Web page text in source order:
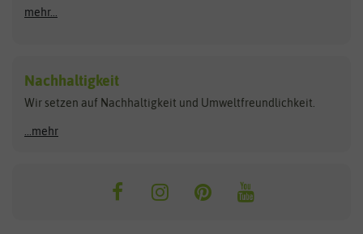
Anzuchtschalen
Heizmatte & Heizkabel
Kokos-Quelltabletten
Zimmergewächshaus
Carl Pabst
Florissa
Flortis
Franchi Sementi
Hortitops
JUB Holland
mehr...
Nachhaltigkeit
Wir setzen auf Nachhaltigkeit und Umweltfreundlichkeit.
...mehr